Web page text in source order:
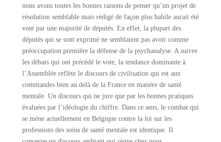
nous avons toutes les bonnes raisons de penser qu’un projet de
résolution semblable mais rédigé de façon plus habile aurait été
voté par une majorité de députés. En effet, la plupart des
députés qui se sont exprimé ne semblaient pas avoir comme
préoccupation première la défense de la psychanalyse. A suivre
les débats qui ont précédé le vote, la tendance dominante à
l’Assemblée reflète le discours de civilisation qui est aux
commandes bien au delà de la France en matière de santé
mentale. Un discours qui ne jure que par les bonnes pratiques
évaluées par l’idéologie du chiffre. Dans ce sens, le combat qui
se mène actuellement en Belgique contre la loi sur les
professions des soins de santé mentale est identique. Il